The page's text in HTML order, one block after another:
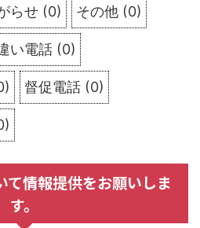
らせ (0) その他 (0)
い電話 (0)
) 督促電話 (0)
)
情報提供をお願いしま
す。